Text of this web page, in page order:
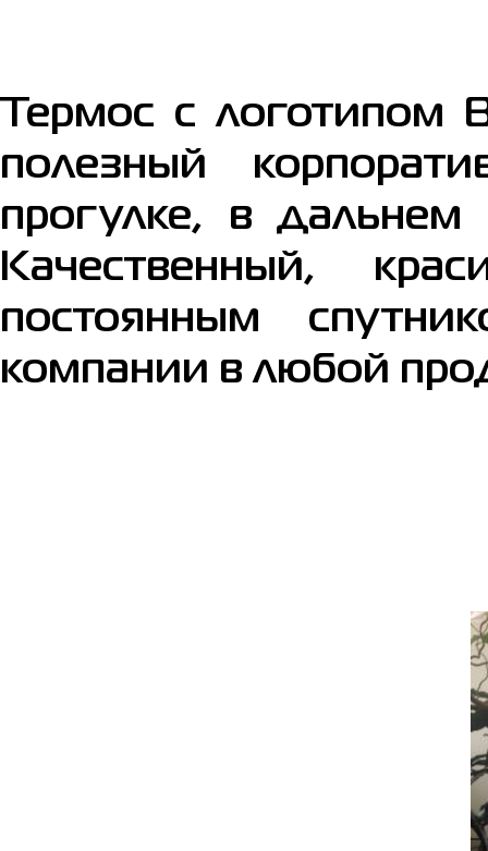
Термос с
полезный
прогулке, в дальнем
Качественный,
постоянным
компании в любой